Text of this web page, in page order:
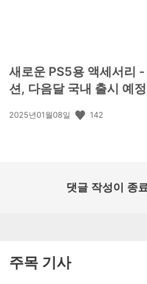
새로운 PS5용 액세서리
션, 다음달 국내 출시 예정
공
2025년01월08일 142
댓글 작성이 종
주목 기사